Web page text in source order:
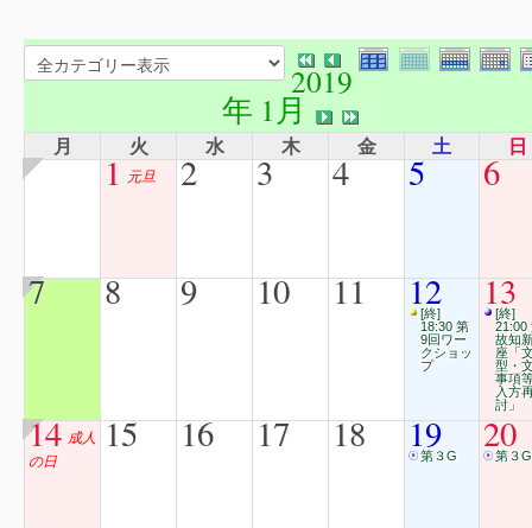
2019
年 1月
月 火 水 木 金 土 日
1 元旦 2 3 4 5 6
7 8 9 10 11 12
[終]
18:30 第
9回ワー
クショッ
プ
13
[終]
21:00
故知
座「
型・
事項
入方
討」
14 成人
の日
15 16 17 18 19
第３G 20
第３G